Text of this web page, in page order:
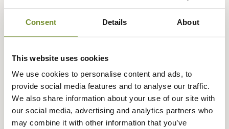
Consent Details About
This website uses cookies
We use cookies to personalise content and ads, to
provide social media features and to analyse our traffic.
We also share information about your use of our site with
our social media, advertising and analytics partners who
may combine it with other information that you’ve
Pour compléter le look Barbour, il existe aussi lalaisse
Tartanet lemanteau Tartan.
votre chien et choisissez la taille correspondante en
Fiche technique
Matières 100% Coton
Composition 100% Coton